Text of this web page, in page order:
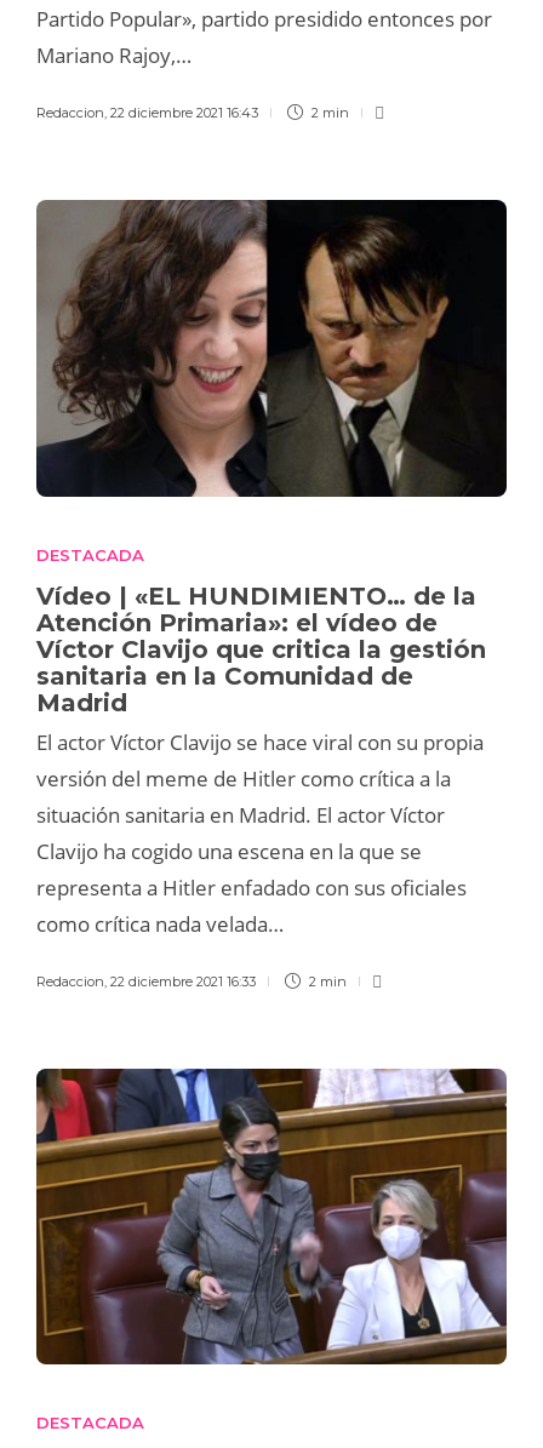
Partido Popular», partido presidido entonces por
Mariano Rajoy,…
Redaccion, 22 diciembre 2021 16:43 2 min
DESTACADA
Vídeo | «EL HUNDIMIENTO… de la
Atención Primaria»: el vídeo de
Víctor Clavijo que critica la gestión
sanitaria en la Comunidad de
Madrid
El actor Víctor Clavijo se hace viral con su propia
versión del meme de Hitler como crítica a la
situación sanitaria en Madrid. El actor Víctor
Clavijo ha cogido una escena en la que se
representa a Hitler enfadado con sus oficiales
como crítica nada velada…
Redaccion 22 diciembre 2021 16:33 2 min
DESTACADA